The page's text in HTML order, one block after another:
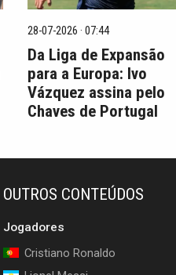
28-07-2026 · 07:44
Da Liga de Expansão
para a Europa: Ivo
Vázquez assina pelo
Chaves de Portugal
OUTROS CONTEÚDOS
Jogadores
Cristiano Ronaldo